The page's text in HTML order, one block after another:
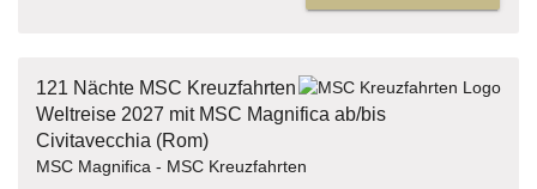
121 Nächte MSC Kreuzfahrten
Weltreise 2027 mit MSC Magnifica ab/bis
Civitavecchia (Rom)
MSC Magnifica - MSC Kreuzfahrten